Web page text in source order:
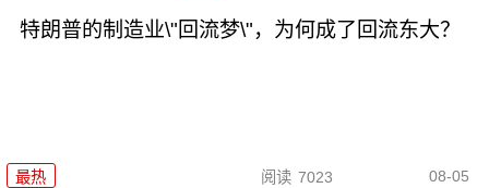
特朗普的制造业\"回流梦\"，为何成了回流东大？
最热 阅读 7023 08-05